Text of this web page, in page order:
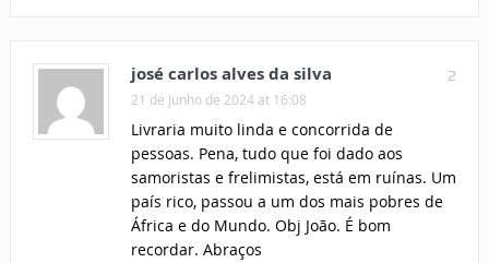
2
josé carlos alves da silva
21 de Junho de 2024 at 16:08
Livraria muito linda e concorrida de
pessoas. Pena, tudo que foi dado aos
samoristas e frelimistas, está em ruínas. Um
país rico, passou a um dos mais pobres de
África e do Mundo. Obj João. É bom
recordar. Abraços